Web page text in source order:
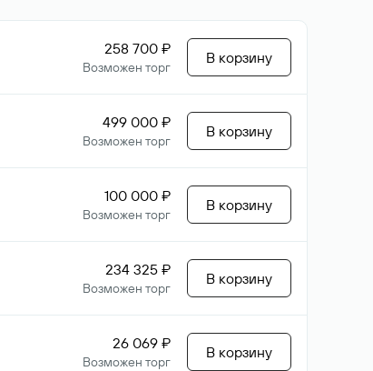
258 700 ₽
Возможен торг
В корзину
499 000 ₽
Возможен торг
В корзину
100 000 ₽
Возможен торг
В корзину
234 325 ₽
Возможен торг
В корзину
26 069 ₽
Возможен торг
В корзину